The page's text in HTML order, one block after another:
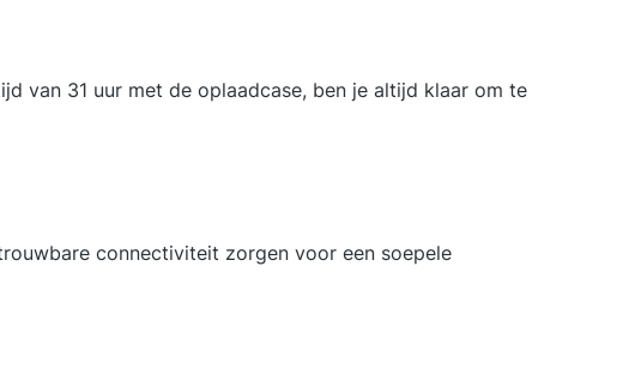
van 31 uur met de oplaadcase, ben je altijd klaar om te
connectiviteit zorgen voor een soepele